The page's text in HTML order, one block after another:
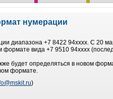
нумерации
диапазона +7 8422 94хххх. С 20
формате вида +7 9510 94хххх
будет определяться в новом
формате.
)